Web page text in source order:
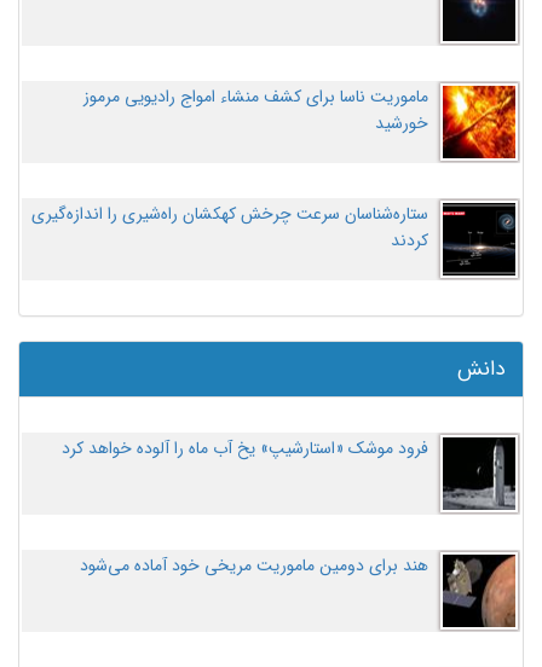
ماموریت ناسا برای کشف منشاء امواج رادیویی مرموز
خورشید
ستاره‌شناسان سرعت چرخش کهکشان راه‌شیری را اندازه‌گیری
کردند
دانش
فرود موشک «استارشیپ» یخ آب ماه را آلوده خواهد کرد
هند برای دومین ماموریت مریخی خود آماده می‌شود